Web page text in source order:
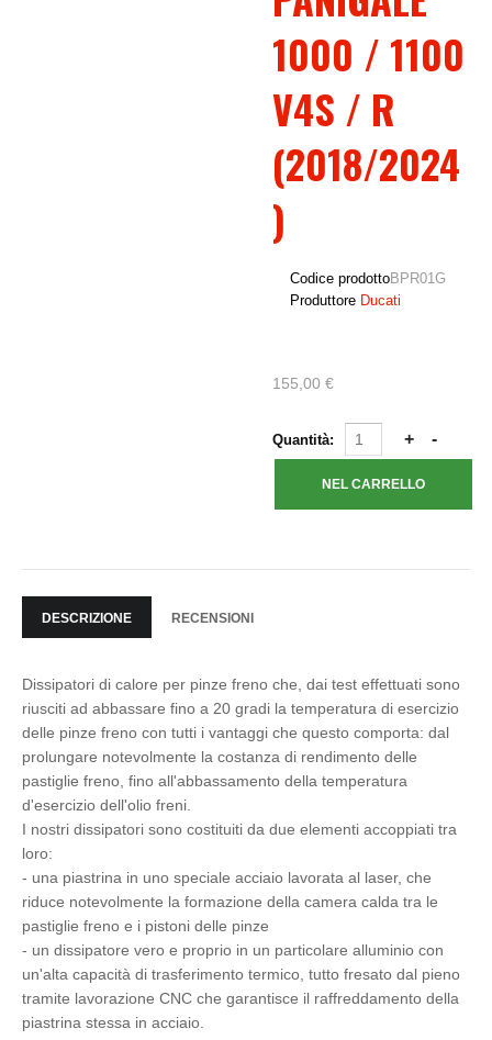
1000 / 1100
V4S / R
(2018/2024
)
Codice prodottoBPR01G
Produttore Ducati
155,00 €
Quantità:
DESCRIZIONE RECENSIONI
Dissipatori di calore per pinze freno che, dai test effettuati sono
riusciti ad abbassare fino a 20 gradi la temperatura di esercizio
delle pinze freno con tutti i vantaggi che questo comporta: dal
prolungare notevolmente la costanza di rendimento delle
pastiglie freno, fino all'abbassamento della temperatura
d'esercizio dell'olio freni.
I nostri dissipatori sono costituiti da due elementi accoppiati tra
loro:
- una piastrina in uno speciale acciaio lavorata al laser, che
riduce notevolmente la formazione della camera calda tra le
pastiglie freno e i pistoni delle pinze
- un dissipatore vero e proprio in un particolare alluminio con
un'alta capacità di trasferimento termico, tutto fresato dal pieno
tramite lavorazione CNC che garantisce il raffreddamento della
piastrina stessa in acciaio.